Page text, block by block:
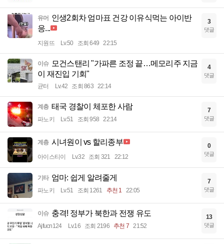
유머 인생2회차 엄마표 건강 이유식먹는 아이반
응...
지원뜨 Lv.50 조회 649 22:15
3
댓글
이슈
모건스탠리 "가파른 조정 끝…메모리주 지금
이 재진입 기회"
균터 Lv.42 조회 863 22:14
4
댓글
계층 태국 경찰이 체포한 사람
파노키 Lv.51 조회 958 22:14
7
댓글
계층 시녀원이 vs 할리종부
아이스티이 Lv.32 조회 321 22:12
0
댓글
기타 엄마: 쉽게 알려줄게
파노키 Lv.51 조회 1261 추천 1 22:05
7
댓글
이슈 충격! 정부가 북한과 전쟁 유도
Ajfucn124 Lv.16 조회 2196 추천 7 21:52
13
댓글